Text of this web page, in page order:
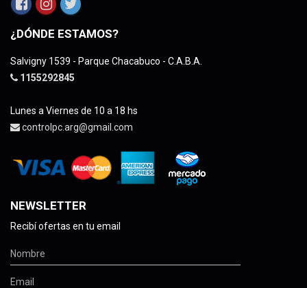
¿DÓNDE ESTAMOS?
Salvigny 1539 - Parque Chacabuco - C.A.B.A.
1155292845
Lunes a Viernes de 10 a 18 hs
controlpc.arg@gmail.com
NEWSLETTER
Recibí ofertas en tu email